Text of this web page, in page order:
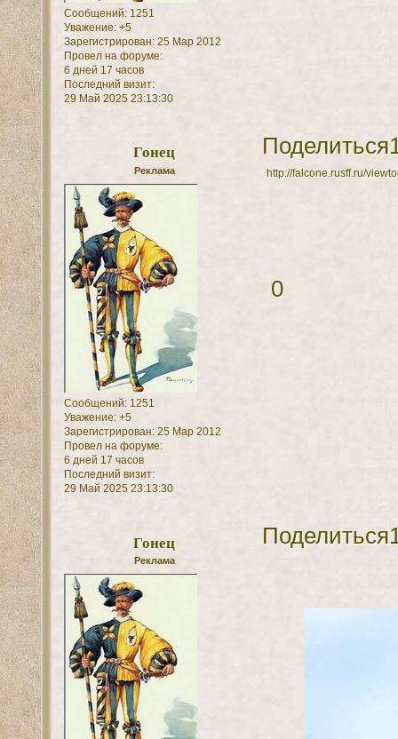
Сообщений:1251
Уважение: +5
Зарегистрирован: 25 Мар 2012
Провел на форуме:
6 дней 17 часов
Последний визит:
29 Май 2025 23:13:30
Поделиться
Гонец
Реклама
Сообщений:1251
Уважение: +5
Зарегистрирован: 25 Мар 2012
Провел на форуме:
6 дней 17 часов
Последний визит:
29 Май 2025 23:13:30
http://falcone.rusff.ru/
0
Поделиться
Гонец
Реклама